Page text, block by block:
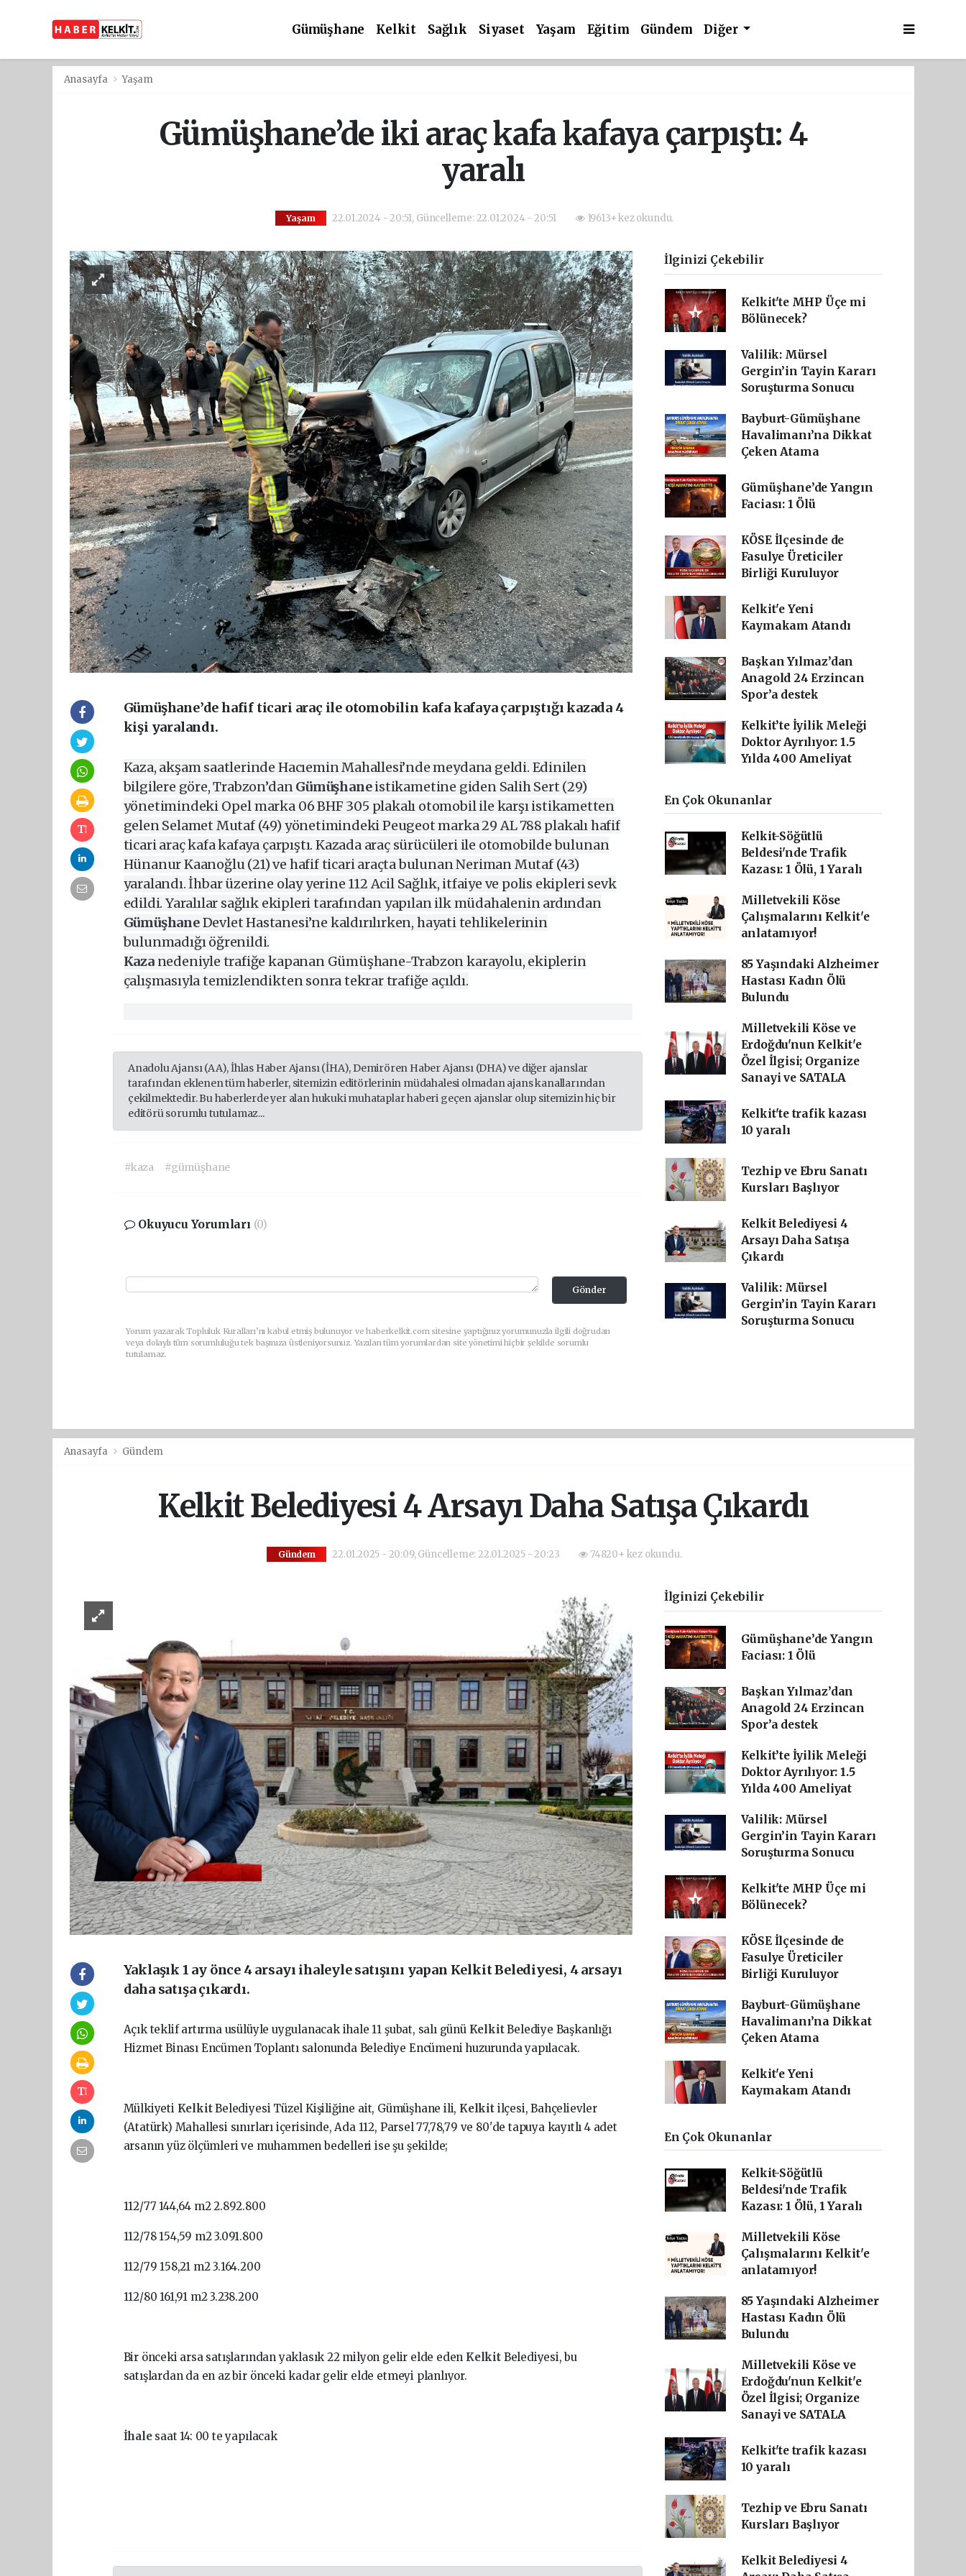
Gümüşhane Kelkit Sağlık Siyaset Yaşam Eğitim Gündem Diğer
Anasayfa Yaşam
Gümüşhane’de iki araç kafa kafaya çarpıştı: 4
yaralı
Yaşam 22.01.2024 - 20:51, Güncelleme: 22.01.2024 - 20:51 19613+ kez okundu.
Gümüşhane’de hafif ticari araç ile otomobilin kafa kafaya çarpıştığı kazada 4
kişi yaralandı.
Kaza, akşam saatlerinde Hacıemin Mahallesi’nde meydana geldi. Edinilen
bilgilere göre, Trabzon’danGümüşhaneistikametine giden Salih Sert (29)
yönetimindeki Opel marka 06 BHF 305 plakalı otomobil ile karşı istikametten
gelen Selamet Mutaf (49) yönetimindeki Peugeot marka 29 AL 788 plakalı hafif
ticari araç kafa kafaya çarpıştı. Kazada araç sürücüleri ile otomobilde bulunan
Hünanur Kaanoğlu (21) ve hafif ticari araçta bulunan Neriman Mutaf (43)
yaralandı. İhbar üzerine olay yerine 112 Acil Sağlık, itfaiye ve polis ekipleri sevk
edildi. Yaralılar sağlık ekipleri tarafından yapılan ilk müdahalenin ardından
GümüşhaneDevlet Hastanesi’ne kaldırılırken, hayati tehlikelerinin
bulunmadığı öğrenildi.
Kaza nedeniyle trafiğe kapanan Gümüşhane-Trabzon karayolu, ekiplerin
çalışmasıyla temizlendikten sonra tekrar trafiğe açıldı.
Anadolu Ajansı (AA), İhlas Haber Ajansı (İHA), Demirören Haber Ajansı (DHA) ve diğer ajanslar
tarafından eklenen tüm haberler, sitemizin editörlerinin müdahalesi olmadan ajans kanallarından
çekilmektedir. Bu haberlerde yer alan hukuki muhataplar haberi geçen ajanslar olup sitemizin hiç bir
editörü sorumlu tutulamaz...
#kaza #gümüşhane
Okuyucu Yorumları (0)
Gönder
Yorum yazarak Topluluk Kuralları’nı kabul etmiş bulunuyor ve haberkelkit.com sitesine yaptığınız yorumunuzla ilgili doğrudan
veya dolaylı tüm sorumluluğu tek başınıza üstleniyorsunuz. Yazılan tüm yorumlardan site yönetimi hiçbir şekilde sorumlu
tutulamaz.
İlginizi Çekebilir
Kelkit'te MHP Üçe mi
Bölünecek?
Valilik: Mürsel
Gergin’in Tayin Kararı
Soruşturma Sonucu
Bayburt-Gümüşhane
Havalimanı’na Dikkat
Çeken Atama
Gümüşhane’de Yangın
Faciası: 1 Ölü
KÖSE İlçesinde de
Fasulye Üreticiler
Birliği Kuruluyor
Kelkit'e Yeni
Kaymakam Atandı
Başkan Yılmaz’dan
Anagold 24 Erzincan
Spor’a destek
Kelkit’te İyilik Meleği
Doktor Ayrılıyor: 1.5
Yılda 400 Ameliyat
En Çok Okunanlar
Kelkit-Söğütlü
Beldesi'nde Trafik
Kazası: 1 Ölü, 1 Yaralı
Milletvekili Köse
Çalışmalarını Kelkit'e
anlatamıyor!
85 Yaşındaki Alzheimer
Hastası Kadın Ölü
Bulundu
Milletvekili Köse ve
Erdoğdu'nun Kelkit'e
Özel İlgisi; Organize
Sanayi ve SATALA
Kelkit'te trafik kazası
10 yaralı
Tezhip ve Ebru Sanatı
Kursları Başlıyor
Kelkit Belediyesi 4
Arsayı Daha Satışa
Çıkardı
Valilik: Mürsel
Gergin’in Tayin Kararı
Soruşturma Sonucu
Anasayfa Gündem
Kelkit Belediyesi 4 Arsayı Daha Satışa Çıkardı
Gündem 22.01.2025 - 20:09, Güncelleme: 22.01.2025 - 20:23 74820+ kez okundu.
Yaklaşık 1 ay önce 4 arsayı ihaleyle satışını yapan Kelkit Belediyesi, 4 arsayı
daha satışa çıkardı.
Açık teklif artırma usülüyle uygulanacak ihale 11 şubat, salı günü KelkitBelediye Başkanlığı
Hizmet Binası Encümen Toplantı salonunda Belediye Encümeni huzurunda yapılacak.
Mülkiyeti KelkitBelediyesi Tüzel Kişiliğine ait, Gümüşhane ili, Kelkit ilçesi, Bahçelievler
(Atatürk) Mahallesi sınırları içerisinde, Ada 112, Parsel 77,78,79 ve 80'de tapuya kayıtlı 4 adet
arsanın yüz ölçümleri ve muhammen bedelleri ise şu şekilde;
112/77 144,64 m2 2.892.800
112/78 154,59 m2 3.091.800
112/79 158,21 m2 3.164.200
112/80 161,91 m2 3.238.200
Bir önceki arsa satışlarından yaklasık 22 milyon gelir elde eden Kelkit Belediyesi, bu
satışlardan da en az bir önceki kadar gelir elde etmeyi planlıyor.
İhale saat 14: 00 te yapılacak
İlginizi Çekebilir
Gümüşhane’de Yangın
Faciası: 1 Ölü
Başkan Yılmaz’dan
Anagold 24 Erzincan
Spor’a destek
Kelkit’te İyilik Meleği
Doktor Ayrılıyor: 1.5
Yılda 400 Ameliyat
Valilik: Mürsel
Gergin’in Tayin Kararı
Soruşturma Sonucu
Kelkit'te MHP Üçe mi
Bölünecek?
KÖSE İlçesinde de
Fasulye Üreticiler
Birliği Kuruluyor
Bayburt-Gümüşhane
Havalimanı’na Dikkat
Çeken Atama
Kelkit'e Yeni
Kaymakam Atandı
En Çok Okunanlar
Kelkit-Söğütlü
Beldesi'nde Trafik
Kazası: 1 Ölü, 1 Yaralı
Milletvekili Köse
Çalışmalarını Kelkit'e
anlatamıyor!
85 Yaşındaki Alzheimer
Hastası Kadın Ölü
Bulundu
Milletvekili Köse ve
Erdoğdu'nun Kelkit'e
Özel İlgisi; Organize
Sanayi ve SATALA
Kelkit'te trafik kazası
10 yaralı
Tezhip ve Ebru Sanatı
Kursları Başlıyor
Kelkit Belediyesi 4